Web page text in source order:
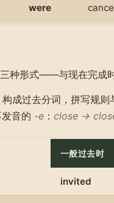
were
种形式——与现在完成
构成过去分词，拼写规则
发音的 -e ： close →
一般过去时
invited